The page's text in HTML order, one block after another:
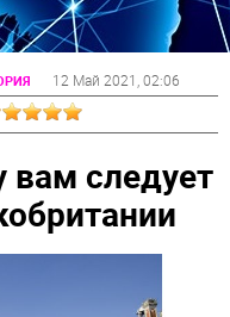
12 Май 2021 , 02:06
вам следует